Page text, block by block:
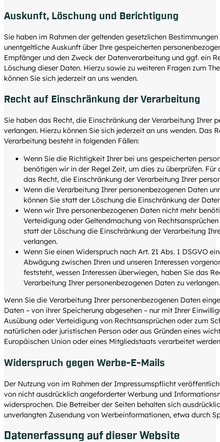
Auskunft, Löschung und Berichtigung
Sie haben im Rahmen der geltenden gesetzlichen
unentgeltliche Auskunft über Ihre gespeicherten
Empfänger und den Zweck der Datenverarbeitung und ggf. ein
Löschung dieser Daten. Hierzu sowie zu weiteren Fragen zum
können Sie sich jederzeit an uns wenden.
Recht auf Einschränkung der Verarbeitung
Sie haben das Recht, die Einschränkung der Verarbeitung Ihrer
verlangen. Hierzu können Sie sich jederzeit an uns wenden. Das
Verarbeitung besteht in folgenden Fällen:
Wenn Sie die Richtigkeit Ihrer bei uns gespeicherten
benötigen wir in der Regel Zeit, um dies zu überprüfen.
das Recht, die Einschränkung der Verarbeitung Ihrer
Wenn die Verarbeitung Ihrer personenbezogenen Daten
können Sie statt der Löschung die Einschränkung der
Wenn wir Ihre personenbezogenen Daten nicht mehr
Verteidigung oder Geltendmachung von
statt der Löschung die Einschränkung der Verarbeitung
verlangen.
Wenn Sie einen Widerspruch nach Art. 21 Abs. 1 DSGVO
Abwägung zwischen Ihren und unseren Interessen
feststeht, wessen Interessen überwiegen, haben Sie das
Verarbeitung Ihrer personenbezogenen Daten zu verlangen.
Wenn Sie die Verarbeitung Ihrer personenbezogenen Daten
Daten – von ihrer Speicherung abgesehen – nur mit Ihrer
Ausübung oder Verteidigung von Rechtsansprüchen oder zum
natürlichen oder juristischen Person oder aus Gründen eines
Europäischen Union oder eines Mitgliedstaats verarbeitet
Widerspruch gegen Werbe-E-Mails
Der Nutzung von im Rahmen der Impressumspflicht
von nicht ausdrücklich angeforderter Werbung und
widersprochen. Die Betreiber der Seiten behalten sich
unverlangten Zusendung von Werbeinformationen, etwa durch
Datenerfassung auf dieser Website